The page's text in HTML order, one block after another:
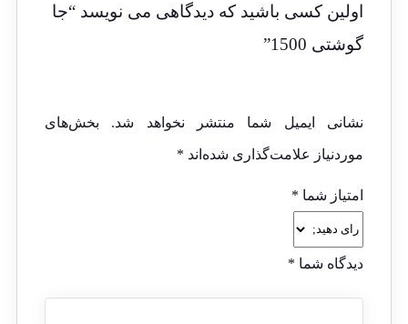
اولین کسی باشید که دیدگاهی می نویسد “جا
گوشتی 1500”
نشانی ایمیل شما منتشر نخواهد شد. بخش‌های
موردنیاز علامت‌گذاری شده‌اند *
امتیاز شما *
دیدگاه شما *